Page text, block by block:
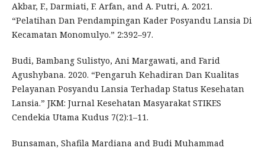
Akbar, F., Darmiati, F. Arfan, and A. Putri, A. 2021.
“Pelatihan Dan Pendampingan Kader Posyandu Lansia Di
Kecamatan Monomulyo.” 2:392–97.
Budi, Bambang Sulistyo, Ani Margawati, and Farid
Agushybana. 2020. “Pengaruh Kehadiran Dan Kualitas
Pelayanan Posyandu Lansia Terhadap Status Kesehatan
Lansia.” JKM: Jurnal Kesehatan Masyarakat STIKES
Cendekia Utama Kudus 7(2):1–11.
Bunsaman, Shafila Mardiana and Budi Muhammad